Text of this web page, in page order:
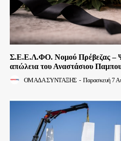
Σ.Ε.Ε.Λ.ΦΟ. Νομού Πρέβεζας –
απώλεια του Αναστάσιου
ΟΜΑΔΑ ΣΥΝΤΑΞΗΣ - Παρασκευή 7